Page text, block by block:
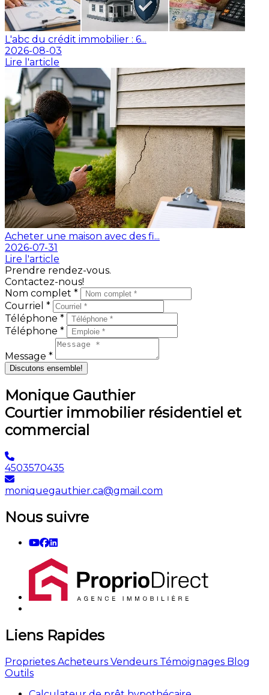
L'abc du crédit immobilier : 6...
2026-08-03
Lire l'article
Acheter une maison avec des fi...
2026-07-31
Lire l'article
Prendre rendez-vous.
Contactez-nous!
Nom complet *
Courriel *
Téléphone *
Téléphone *
Message *
Discutons ensemble!
Monique Gauthier
Courtier immobilier résidentiel et
commercial
4503570435
moniquegauthier.ca@gmail.com
Nous suivre
Liens Rapides
Proprietes Acheteurs Vendeurs Témoignages Blog
Outils